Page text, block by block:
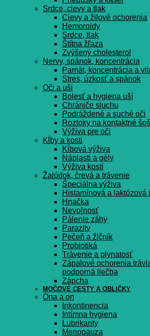
Srdce, cievy a tlak
Cievy a žilové ochorenia
Hemoroidy
Srdce, tlak
Štítna žľaza
Zvýšený cholesterol
Nervy, spánok, koncentrácia
Pamät, koncentrácia a
Stres, úzkosť a spánok
Oči a uši
Bolesť a hygiena uší
Chrániče sluchu
Podráždené a suché oči
Roztoky na kontaktné
Výživa pre oči
Kĺby a kosti
Kĺbová výživa
Náplasti a gély
Výživa kostí
Žalúdok, črevá a trávenie
Špeciálna výživa
Histamínová a laktózová
Hnačka
Nevoľnosť
Pálenie záhy
Parazity
Pečeň a žlčník
Probiotiká
Trávenie a plynatosť
Zápalové ochorenia
podporná liečba
Zápcha
MOČOVÉ CESTY A OBLIČKY
Ona a on
Inkontinencia
Intímna hygiena
Lubrikanty
Menopauza